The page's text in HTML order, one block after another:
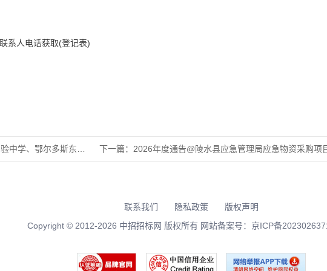
系人电话获取(登记表)
鄂尔多斯东胜区衡越实 下一篇： 2026年度通告@陵水县应急管理局应急物资采购项目--竞
联系我们 隐私政策
版权声明
Copyright © 2012-2026 中招招标网 版权所有 网站备案号： 京ICP备